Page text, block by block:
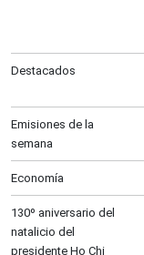
Destacados
Emisiones de la
semana
Economía
130º aniversario del
natalicio del
presidente Ho Chi